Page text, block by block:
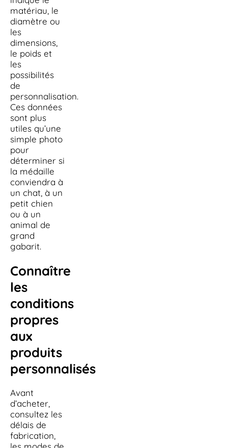
matériau, le
diamètre ou
les
dimensions,
le poids et
les
possibilités
de
personnalisation.
Ces données
sont plus
utiles qu’une
simple photo
pour
déterminer si
la médaille
conviendra à
un chat, à un
petit chien
ou à un
animal de
grand
gabarit.
Connaître
les
conditions
propres
aux
produits
personnalisés
Avant
d’acheter,
consultez les
délais de
fabrication,